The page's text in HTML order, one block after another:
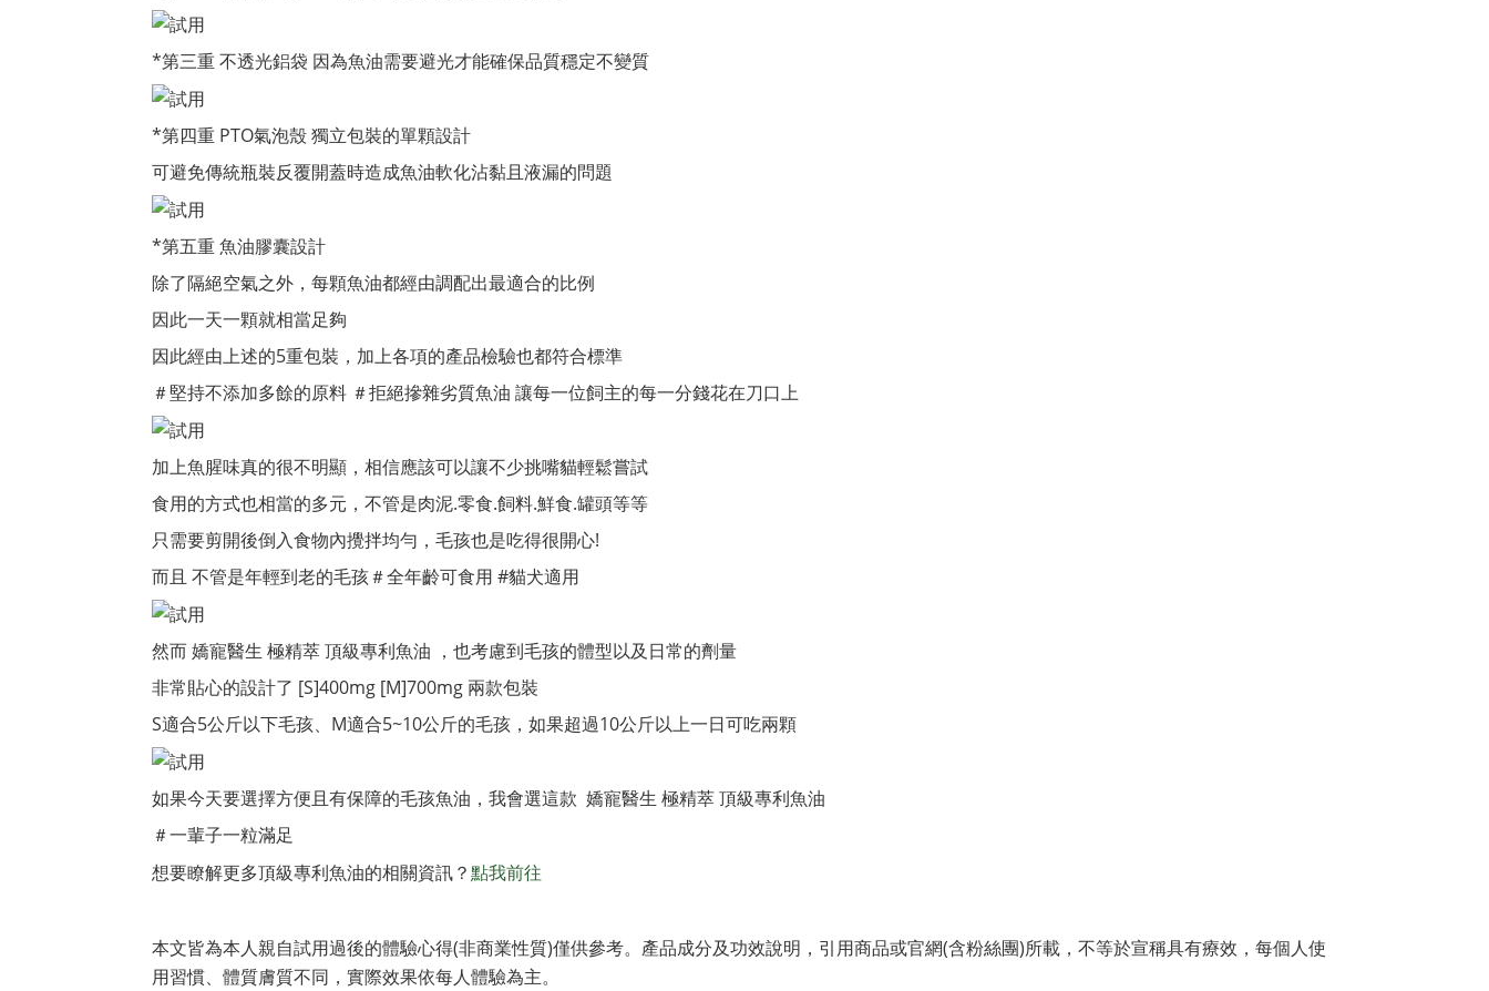
*第三重 不透光鋁袋 因為魚油需要避光才能確保品質穩定不變質
*第四重 PTO氣泡殼 獨立包裝的單顆設計
可避免傳統瓶裝反覆開蓋時造成魚油軟化沾黏且液漏的問題
*第五重 魚油膠囊設計
除了隔絕空氣之外，每顆魚油都經由調配出最適合的比例
因此一天一顆就相當足夠
因此經由上述的5重包裝，加上各項的產品檢驗也都符合標準
＃堅持不添加多餘的原料 ＃拒絕摻雜劣質魚油 讓每一位飼主的每一分錢花在刀口上
加上魚腥味真的很不明顯，相信應該可以讓不少挑嘴貓輕鬆嘗試
食用的方式也相當的多元，不管是肉泥.零食.飼料.鮮食.罐頭等等
只需要剪開後倒入食物內攪拌均勻，毛孩也是吃得很開心!
而且 不管是年輕到老的毛孩＃全年齡可食用 #貓犬適用
然而 嬌寵醫生 極精萃 頂級專利魚油 ，也考慮到毛孩的體型以及日常的劑量
非常貼心的設計了 [S]400mg [M]700mg 兩款包裝
S適合5公斤以下毛孩、M適合5~10公斤的毛孩，如果超過10公斤以上一日可吃兩顆
如果今天要選擇方便且有保障的毛孩魚油，我會選這款 嬌寵醫生 極精萃 頂級專利魚油
＃一輩子一粒滿足
想要瞭解更多頂級專利魚油的相關資訊？ 點我前往
本文皆為本人親自試用過後的體驗心得(非商業性質)僅供參考。產品成分及功效說明，引用商品或官網(含粉絲團)所載，不等於宣稱具有療效，每個人使
用習慣、體質膚質不同，實際效果依每人體驗為主。